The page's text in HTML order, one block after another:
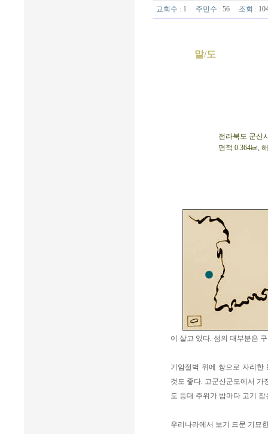
교회수 : 1 주민수 : 56 조회 :
말/도
전라북도 군산
면적 0.364㎢,
이 살고 있다. 섬의 대부분은
기암절벽 위에 쌍으로 자리한
것도 좋다. 고군산군도에서 가
도 등대 주위가 밤마다 고기
우리나라에서 보기 드문 기묘